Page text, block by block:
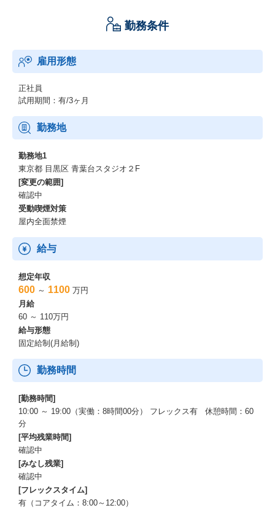
勤務条件
雇用形態
正社員
試用期間：有/3ヶ月
勤務地
勤務地1
東京都 目黒区 青葉台スタジオ２F
[変更の範囲]
確認中
受動喫煙対策
屋内全面禁煙
給与
想定年収
600 ～ 1100 万円
月給
60 ～ 110万円
給与形態
固定給制(月給制)
勤務時間
[勤務時間]
10:00 ～ 19:00（実働：8時間00分） フレックス有 休憩時間：60
分
[平均残業時間]
確認中
[みなし残業]
確認中
[フレックスタイム]
有（コアタイム：8:00～12:00）